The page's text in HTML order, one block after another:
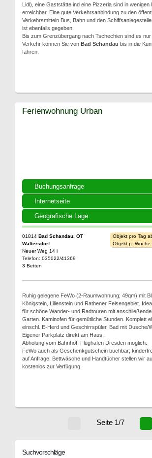
Lidl), eine Gaststätte ind eine Pizzeria sind in wenigen
erreichbar. Eine gute Verkehrsanbindung zu den
Verkehrsmitteln Bus, Bahn und den
ist ebenfalls gegeben.
Bis zum Grenzübergang nach Tschechien sind es
Verkehr können Sie von Bad Schandau bis in die
fahren.
Buchungsanfrage
Internetseite
Geografische Lage
Ferienwohnung Urban
01814 Bad Schandau, OT
Waltersdorf
Neuer Weg 14 i
Telefon: 035022/41369
3 Betten
Objekt pro Tag
Objekt p. Woche
Ruhig gelegene FeWo (2-Raumwohnung; 49qm) mit
Königstein, Lilienstein und Rathener Felsengebiet.
für schöne Wander- und Radtouren mit
Garten. Kaminofen für gemütliche Stunden. Komplett
einschl. E-Herd und Geschirrspüler. Bad mit Dusche/
Eigener Parkplatz direkt am Haus.
Abholung vom Bahnhof, Flughafen Dresden möglich.
FeWo auch als Geschenkgutschein buchbar;
auf Anfrage; Bettwäsche und Handtücher stellen wir
kostenlos zur Verfügung.
Seite 1/7
Suchvorschläge